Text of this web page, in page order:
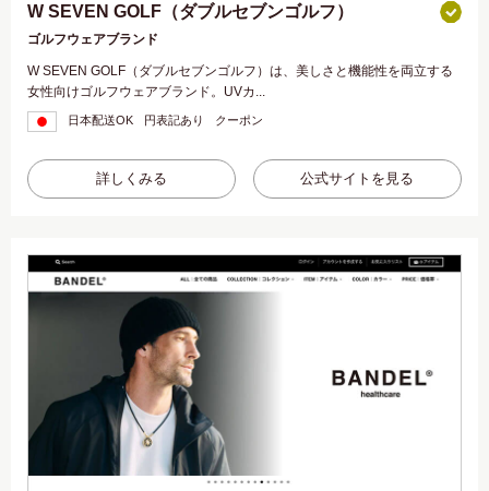
W SEVEN GOLF（ダブルセブンゴルフ）
ゴルフウェアブランド
W SEVEN GOLF（ダブルセブンゴルフ）は、美しさと機能性を両立する
女性向けゴルフウェアブランド。UVカ...
日本配送OK 円表記あり クーポン
詳しくみる 公式サイトを見る